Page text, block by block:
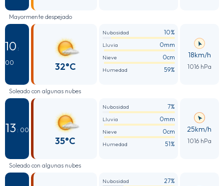
Mayormente despejado
10 :
00
32°C
Nubosidad 10%
Lluvia 0mm
Nieve 0cm
Humedad 59%
18km/h
1016 hPa
Soleado con algunas nubes
13 : 00
35°C
Nubosidad 7%
Lluvia 0mm
Nieve 0cm
Humedad 51%
25km/h
1016 hPa
Soleado con algunas nubes
Nubosidad 27%